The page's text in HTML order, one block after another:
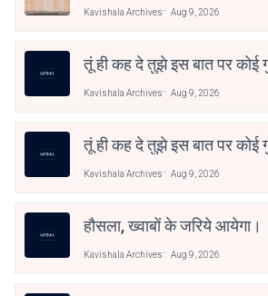
Kavishala Archives Aug 9, 2026
तूं ही कह दे तुझे इस बात पर कोई
Kavishala Archives Aug 9, 2026
तूं ही कह दे तुझे इस बात पर कोई
Kavishala Archives Aug 9, 2026
हौसला, ख्वाबों के जरिये आयेगा।
Kavishala Archives Aug 9, 2026